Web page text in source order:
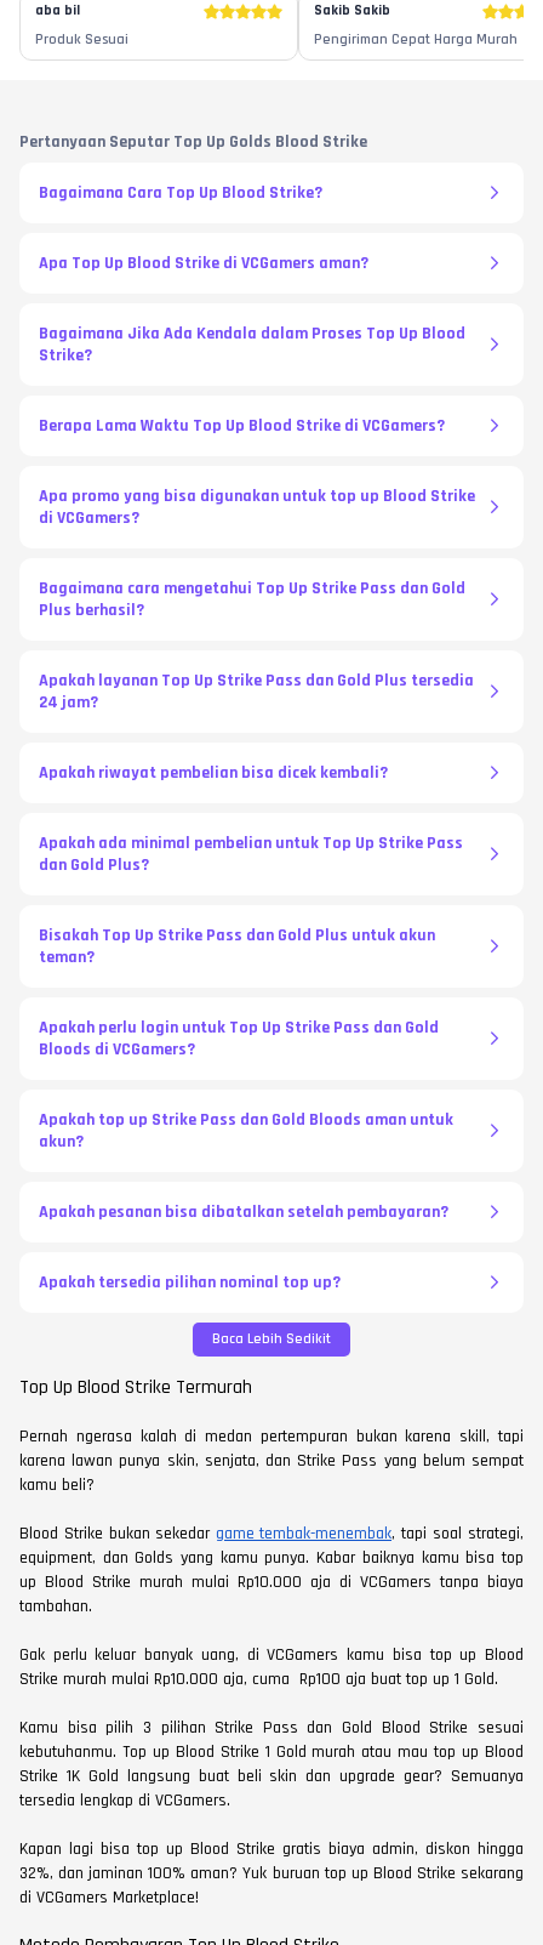
aba bil
Produk Sesuai
Sakib Sakib
Pengiriman Cepat Harga Murah
Pertanyaan Seputar Top Up Golds Blood Strike
Bagaimana Cara Top Up Blood Strike?
Apa Top Up Blood Strike di VCGamers aman?
Bagaimana Jika Ada Kendala dalam Proses Top Up Blood
Strike?
Berapa Lama Waktu Top Up Blood Strike di VCGamers?
Apa promo yang bisa digunakan untuk top up Blood Strike
di VCGamers?
Bagaimana cara mengetahui Top Up Strike Pass dan Gold
Plus berhasil?
Apakah layanan Top Up Strike Pass dan Gold Plus tersedia
24 jam?
Apakah riwayat pembelian bisa dicek kembali?
Apakah ada minimal pembelian untuk Top Up Strike Pass
dan Gold Plus?
Bisakah Top Up Strike Pass dan Gold Plus untuk akun
teman?
Apakah perlu login untuk Top Up Strike Pass dan Gold
Bloods di VCGamers?
Apakah top up Strike Pass dan Gold Bloods aman untuk
akun?
Apakah pesanan bisa dibatalkan setelah pembayaran?
Apakah tersedia pilihan nominal top up?
Baca Lebih Sedikit
Top Up Blood Strike Termurah
Pernah ngerasa kalah di medan pertempuran bukan karena skill, tapi
karena lawan punya skin, senjata, dan Strike Pass yang belum sempat
kamu beli?
Blood Strike bukan sekedar game tembak-menembak, tapi soal strategi,
equipment, dan Golds yang kamu punya. Kabar baiknya kamu bisa top
up Blood Strike murah mulai Rp10.000 aja di VCGamers tanpa biaya
tambahan.
Gak perlu keluar banyak uang, di VCGamers kamu bisa top up Blood
Strike murah mulai Rp10.000 aja, cuma Rp100 aja buat top up 1 Gold.
Kamu bisa pilih 3 pilihan Strike Pass dan Gold Blood Strike sesuai
kebutuhanmu. Top up Blood Strike 1 Gold murah atau mau top up Blood
Strike 1K Gold langsung buat beli skin dan upgrade gear? Semuanya
tersedia lengkap di VCGamers.
Kapan lagi bisa top up Blood Strike gratis biaya admin, diskon hingga
32%, dan jaminan 100% aman? Yuk buruan top up Blood Strike sekarang
di VCGamers Marketplace!